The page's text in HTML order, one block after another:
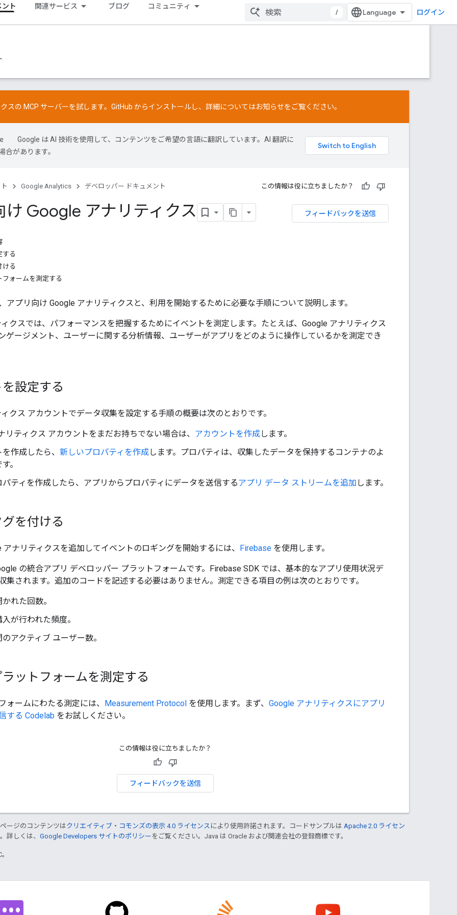
ト 関連サービス ブログ コミュニティ
/ ログイン
スの MCP サーバーを試します。 GitHub からインストールし、詳細についてはお知らせをご覧ください。
Google は AI 技術を使用して、コンテンツをご希望の言語に翻訳しています。AI 翻訳に
合があります。
Google Analytics デベロッパー ドキュメント この情報は役に立ちましたか？
フィードバックを送信
け Google アナリティクス
する
ける
ォームを測定する
アプリ向け Google アナリティクスと、利用を開始するために必要な手順について説明します。
クスでは、パフォーマンスを把握するためにイベントを測定します。たとえば、Google アナリティクス
ゲージメント、ユーザーに関する分析情報、ユーザーがアプリをどのように操作しているかを測定でき
設定する
クス アカウントでデータ収集を設定する手順の概要は次のとおりです。
リティクス アカウントをまだお持ちでない場合は、 アカウントを作成します。
作成したら、 新しいプロパティを作成します。プロパティは、収集したデータを保持するコンテナのよ
。
ティを作成したら、アプリからプロパティにデータを送信するアプリ データ ストリームを追加 します。
を付ける
アナリティクスを追加してイベントのロギングを開始するには、 Firebase を使用します。
の統合アプリ デベロッパー プラットフォームです。Firebase SDK では、基本的なアプリ使用状況デ
集されます。追加のコードを記述する必要はありません。測定できる項目の例は次のとおりです。
れた回数。
が行われた頻度。
アクティブ ユーザー数。
ットフォームを測定する
ォームにわたる測定には、 Measurement Protocol を使用します。まず、 Google アナリティクスにアプリ
する Codelab をお試しください。
この情報は役に立ちましたか？
フィードバックを送信
ージのコンテンツはクリエイティブ・コモンズの表示 4.0 ライセンス により使用許諾されます。コードサンプルは Apache 2.0 ライセン
詳しくは、 Google Developers サイトのポリシー をご覧ください。Java は Oracle および関連会社の登録商標です。